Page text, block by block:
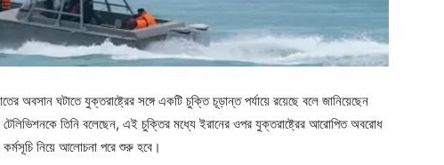
অবসান ঘটাতে যুক্তরাষ্ট্রের সঙ্গে একটি চুক্তি চূড়ান্ত পর্যায়ে রয়েছে বলে জানিয়েছেন
টেলিভিশনকে তিনি বলেছেন, এই চুক্তির মধ্যে ইরানের ওপর যুক্তরাষ্ট্রের আরোপিত অবরোধ
কর্মসূচি নিয়ে আলোচনা পরে শুরু হবে।